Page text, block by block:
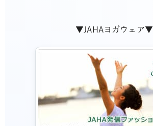
▼JAHAヨガウェア▼